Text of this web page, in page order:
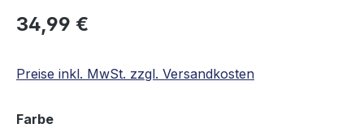
Regulärer Preis:
34,99 €
Preise inkl. MwSt. zzgl. Versandkosten
Farbeauswählen